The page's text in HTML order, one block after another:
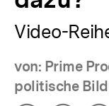
Video-
von: Prime
politische